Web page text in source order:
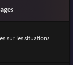
sur les situations